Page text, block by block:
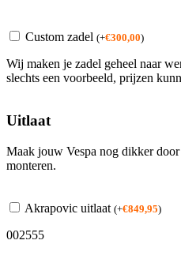
Custom zadel (+€300,00)
Wij maken je zadel geheel naar
slechts een voorbeeld, prijzen
Uitlaat
Maak jouw Vespa nog dikker
monteren.
Akrapovic uitlaat (+€849,95)
002555